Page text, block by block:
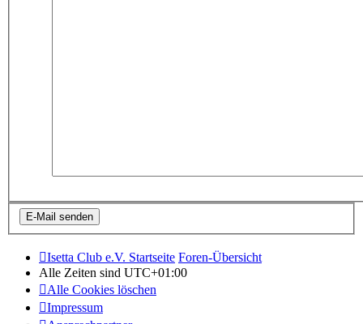
Isetta Club e.V. Startseite Foren-Übersicht
Alle Zeiten sind UTC+01:00
Alle Cookies löschen
Impressum